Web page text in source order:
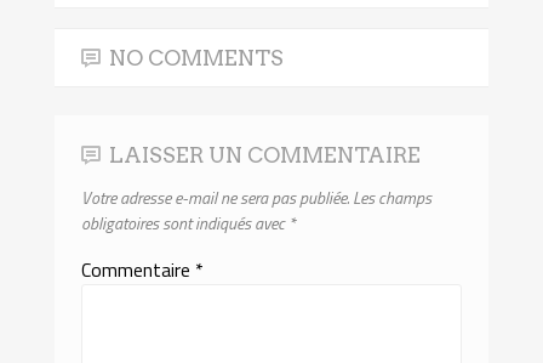
NO COMMENTS
LAISSER UN COMMENTAIRE
Votre adresse e-mail ne sera pas publiée.Les champs
obligatoires sont indiqués avec*
Commentaire *